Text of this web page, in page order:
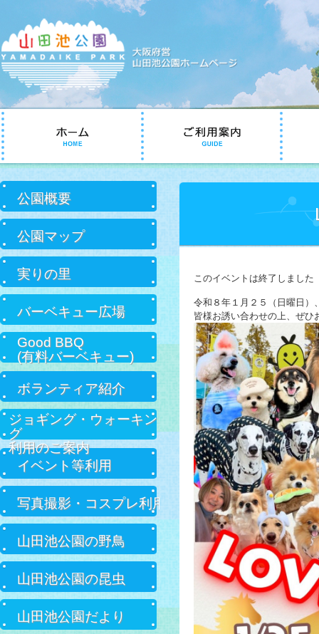
コ
ン
テ
ン
ツ
へ
動
このイベントは終了しました
令和８年１月２５（日曜日）
皆様お誘い合わせの上、ぜひ
サ
ブ
メ
ニ
ュ
ー
公園概要
公園マップ
実りの里
バーベキュー広場
Good BBQ
(有料バーベキュー)
ボランティア紹介
ジョギング・ウォーキン
グ
利用のご案内
イベント等利用
写真撮影・コスプレ利用
山田池公園の野鳥
山田池公園の昆虫
山田池公園だより